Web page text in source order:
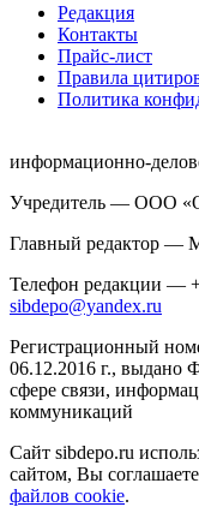
Редакция
Контакты
Прайс-лист
Правила
Политика
информационно-
Учредитель — ООО
Главный редактор —
Телефон редакции —
sibdepo@yandex.ru
Регистрационный
06.12.2016 г., выдано
сфере связи,
коммуникаций
Сайт sibdepo.ru
сайтом, Вы
файлов cookie.